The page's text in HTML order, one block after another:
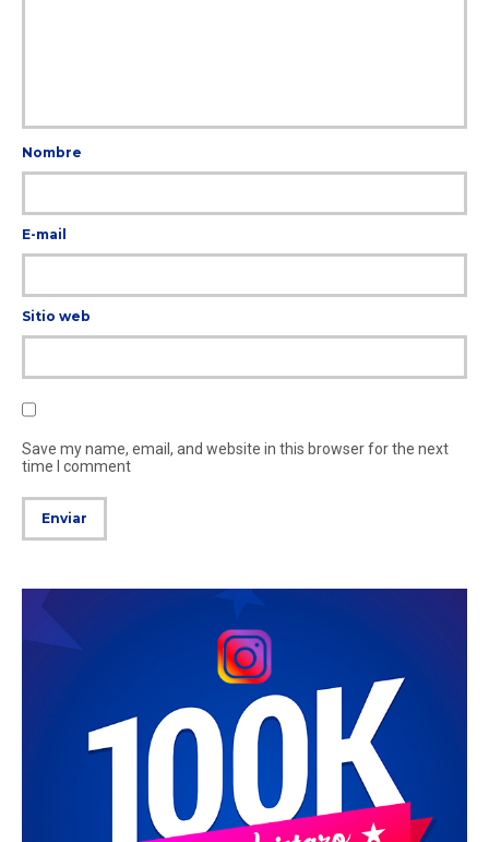
Nombre
E-mail
Sitio web
Save my name, email, and website in this browser for the next
time I comment